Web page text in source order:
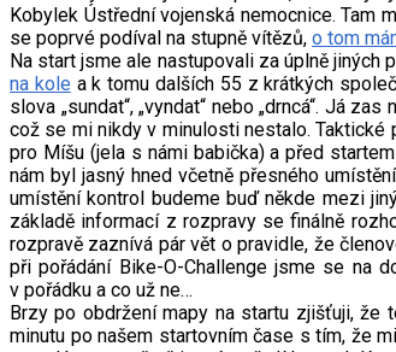
Kobylek Ústřední vojenská nemocnice. Tam
se poprvé podíval na stupně vítězů, o tom
Na start jsme ale nastupovali za úplně jiných
na kole a k tomu dalších 55 z krátkých
slova „sundat“, „vyndat“ nebo „drncá“. Já
což se mi nikdy v minulosti nestalo.
pro Míšu (jela s námi babička) a před
nám byl jasný hned včetně přesného
umístění kontrol budeme buď někde mezi
základě informací z rozpravy se finálně
rozpravě zaznívá pár vět o pravidle, že
při pořádání Bike-O-Challenge jsme se na
v pořádku a co už ne…
Brzy po obdržení mapy na startu zjišťuji, že
minutu po našem startovním čase s tím, že